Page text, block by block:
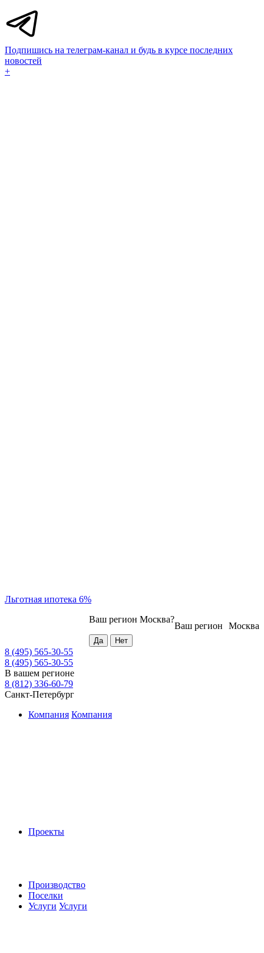
Подпишись на телеграм-канал и будь в курсе последних
новостей
+
Льготная ипотека 6%
Москва
Ваш регион
Ваш регион Москва?
8 (495) 565-30-55
8 (495) 565-30-55
В вашем регионе
8 (812) 336-60-79
Санкт-Петербург
Компания Компания
Проекты
Производство
Поселки
Услуги Услуги